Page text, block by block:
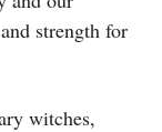
strength for
witches,